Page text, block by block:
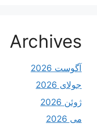
Archives
آگوست 2026
جولای 2026
ژوئن 2026
می 2026